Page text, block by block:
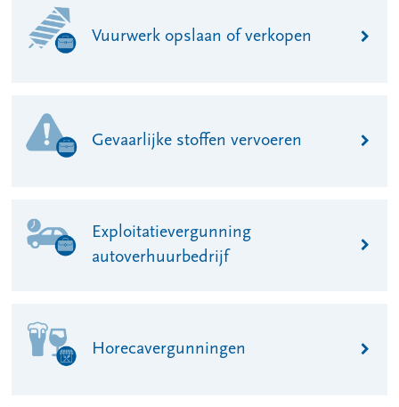
Vuurwerk opslaan of verkopen
Gevaarlijke stoffen vervoeren
Exploitatievergunning
autoverhuurbedrijf
Horecavergunningen